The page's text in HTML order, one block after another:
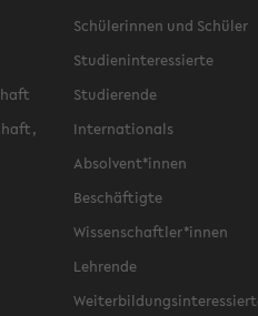
Schülerinnen und Schüler
Studieninteressierte
Studierende
Internationals
Absolvent*innen
Beschäftigte
Wissenschaftler*innen
Lehrende